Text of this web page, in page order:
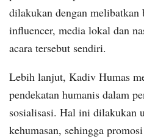
dilakukan dengan melibatkan
influencer, media lokal dan
acara tersebut sendiri.
Lebih lanjut, Kadiv Humas
pendekatan humanis dalam
sosialisasi. Hal ini dilakukan
kehumasan, sehingga